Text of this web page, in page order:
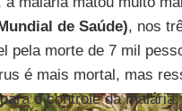
de Saúde), nos
pela morte de 7 mil
é mais mortal, mas
o controle da